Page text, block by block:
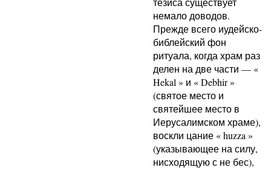
немало доводов.
Прежде всего иудейско-
библейский фон
ритуала, когда храм раз
делен на две части — «
Hekal » и « Debhir »
(святое место и
святейшее место в
Иерусалимском храме),
воскли цание « huzza »
(указывающее на силу,
нисходящую с не бес),